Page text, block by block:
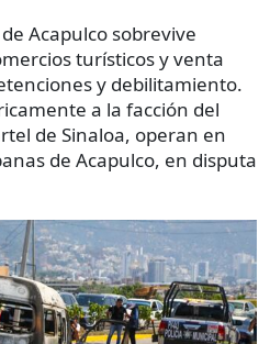
Acapulco sobrevive
turísticos y venta
y debilitamiento.
a la facción del
de Sinaloa, operan en
de Acapulco, en disputa